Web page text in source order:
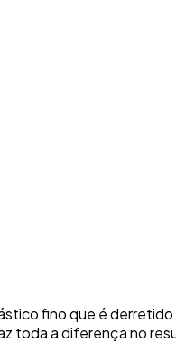
fino que é
toda a diferença no